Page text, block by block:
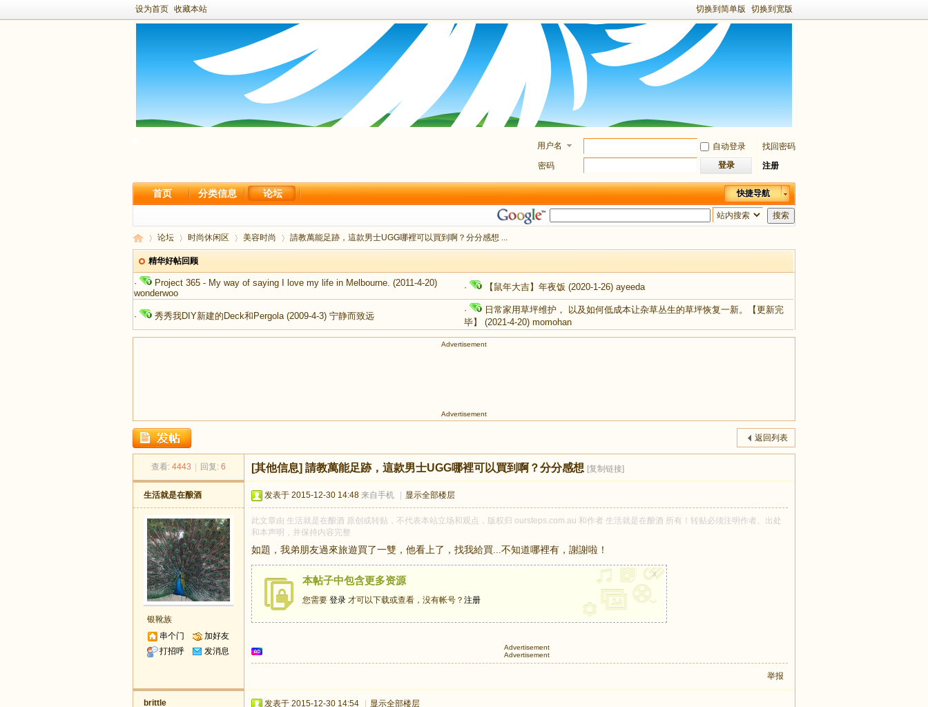
设为首页 收藏本站 切换到简单版 切换到宽版
用户名 自动登录
找回密码
密码
登录 注册
快捷导航
首页 分类信息 论坛
搜索
新
足
›
论坛
›
时尚休闲区
›
美容时尚
›
請教萬能足跡，這款男士UGG哪裡可以買到啊？分分感想 ...
精华好帖回顾
· Project 365 - My way of saying I love my life in Melbourne. (2011-4-20)
wonderwoo
· 【鼠年大吉】年夜饭 (2020-1-26) ayeeda
· 秀秀我DIY新建的Deck和Pergola(2009-4-3) 宁静而致远
·
日常家用草坪维护， 以及如何低成本让杂草丛生的草坪恢复一新。【更新完
毕】
(2021-4-20) momohan
Advertisement
Advertisement
返回列表
查看: 4443 回复: 6 [其他信息] 請教萬能足跡，這款男士UGG哪裡可以買到啊？分分感想 [复制链接]
生活就是在酿酒
银靴族
串个门
加好友
打招呼
发消息
发表于 2015-12-30 14:48 来自手机 显示全部楼层
此文章由 生活就是在酿酒 原创或转贴，不代表本站立场和观点，版权归 oursteps.com.au 和作者 生活就是在酿酒 所有！转贴必须注明作者、出处
和本声明，并保持内容完整
如題，我弟朋友過來旅遊買了一雙，他看上了，找我給買...不知道哪裡有，謝謝啦！
本帖子中包含更多资源
您需要 登录 才可以下载或查看，没有帐号？ 注册
x
Advertisement
Advertisement
举报
brittle 发表于 2015-12-30 14:54 显示全部楼层